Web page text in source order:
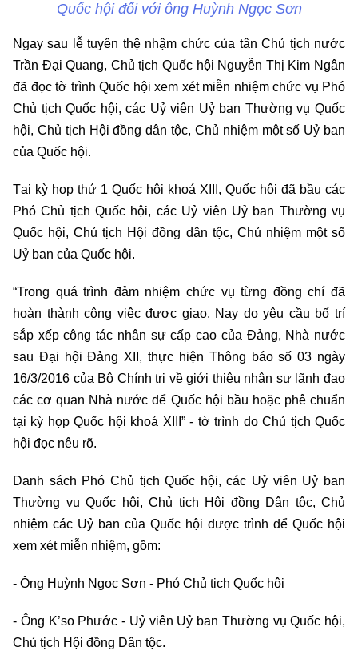
Quốc hội đối với ông Huỳnh Ngọc Sơn
Ngay sau lễ tuyên thệ nhậm chức của tân Chủ tịch nước
Trần Đại Quang, Chủ tịch Quốc hội Nguyễn Thị Kim Ngân
đã đọc tờ trình Quốc hội xem xét miễn nhiệm chức vụ Phó
Chủ tịch Quốc hội, các Uỷ viên Uỷ ban Thường vụ Quốc
hội, Chủ tịch Hội đồng dân tộc, Chủ nhiệm một số Uỷ ban
của Quốc hội.
Tại kỳ họp thứ 1 Quốc hội khoá XIII, Quốc hội đã bầu các
Phó Chủ tịch Quốc hội, các Uỷ viên Uỷ ban Thường vụ
Quốc hội, Chủ tịch Hội đồng dân tộc, Chủ nhiệm một số
Uỷ ban của Quốc hội.
“Trong quá trình đảm nhiệm chức vụ từng đồng chí đã
hoàn thành công việc được giao. Nay do yêu cầu bố trí
sắp xếp công tác nhân sự cấp cao của Đảng, Nhà nước
sau Đại hội Đảng XII, thực hiện Thông báo số 03 ngày
16/3/2016 của Bộ Chính trị về giới thiệu nhân sự lãnh đạo
các cơ quan Nhà nước để Quốc hội bầu hoặc phê chuẩn
tại kỳ họp Quốc hội khoá XIII” - tờ trình do Chủ tịch Quốc
hội đọc nêu rõ.
Danh sách Phó Chủ tịch Quốc hội, các Uỷ viên Uỷ ban
Thường vụ Quốc hội, Chủ tịch Hội đồng Dân tộc, Chủ
nhiệm các Uỷ ban của Quốc hội được trình để Quốc hội
xem xét miễn nhiệm, gồm:
- Ông Huỳnh Ngọc Sơn - Phó Chủ tịch Quốc hội
- Ông K’so Phước - Uỷ viên Uỷ ban Thường vụ Quốc hội,
Chủ tịch Hội đồng Dân tộc.